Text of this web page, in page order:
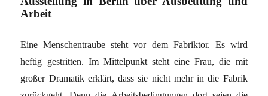
Arbeit
Eine Menschentraube steht vor dem Fabriktor. Es wird
heftig gestritten. Im Mittelpunkt steht eine Frau, die mit
großer Dramatik erklärt, dass sie nicht mehr in die Fabrik